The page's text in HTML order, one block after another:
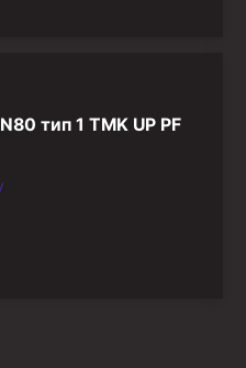
тип 1 TMK UP PF